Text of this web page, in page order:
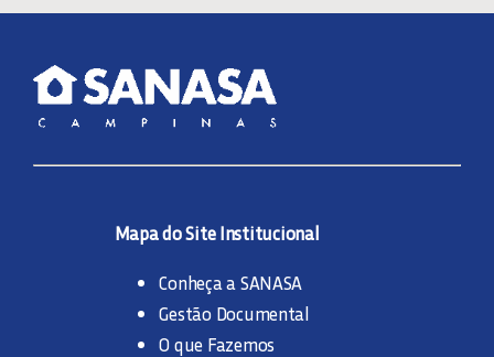
Mapa do Site Institucional
Conheça a SANASA
Gestão Documental
O que Fazemos